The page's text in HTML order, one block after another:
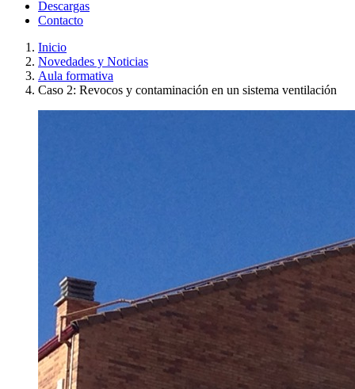
Descargas
Contacto
Inicio
Novedades y Noticias
Aula formativa
Caso 2: Revocos y contaminación en un sistema ventilación